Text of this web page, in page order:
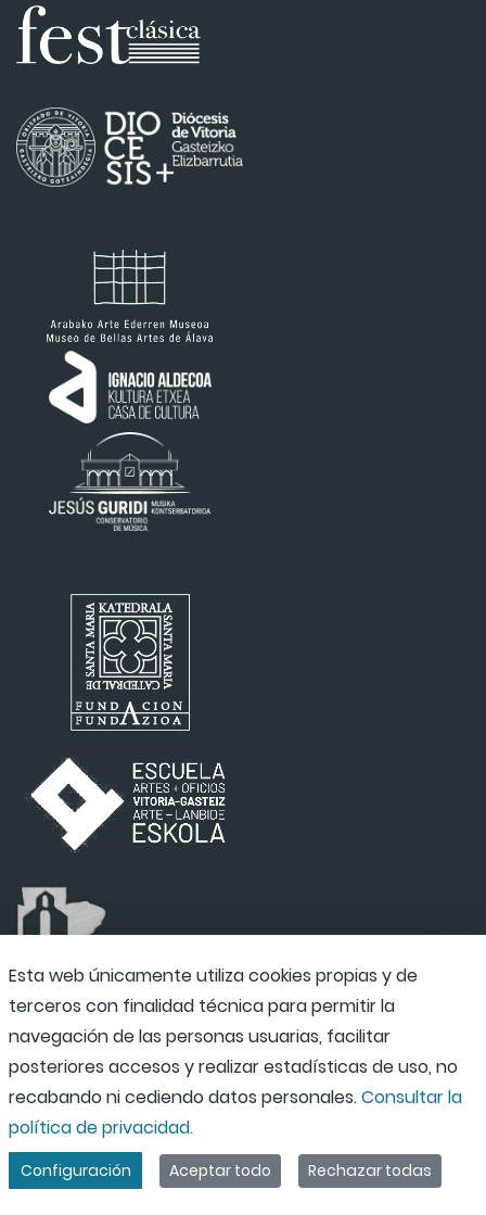
Esta web únicamente utiliza cookies propias y de
terceros con finalidad técnica para permitir la
navegación de las personas usuarias, facilitar
posteriores accesos y realizar estadísticas de uso, no
recabando ni cediendo datos personales.Consultar la
política de privacidad.
Configuración Aceptar todo Rechazar todas